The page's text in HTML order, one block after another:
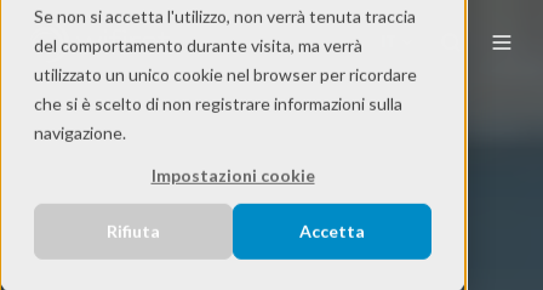
Se non si accetta l'utilizzo, non verrà tenuta traccia
del comportamento durante visita, ma verrà
utilizzato un unico cookie nel browser per ricordare
che si è scelto di non registrare informazioni sulla
navigazione.
Impostazioni cookie
Rifiuta Accetta